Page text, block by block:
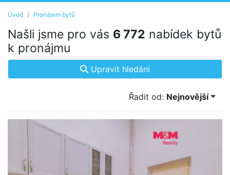
Úvod Pronájem bytů
Našli jsme pro vás 6 772 nabídek bytů
k pronájmu
Upravit hledání
Řadit od: Nejnovější